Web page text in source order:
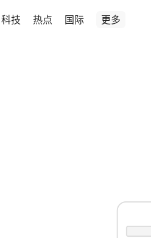
科技 热点 国际 更多